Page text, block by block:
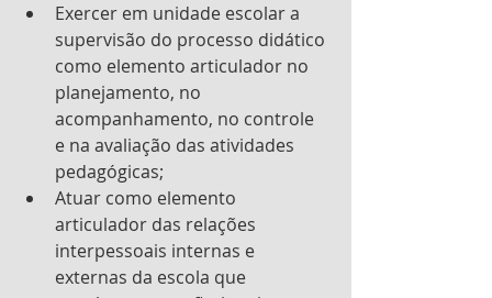
Exercer em unidade escolar a
supervisão do processo didático
como elemento articulador no
planejamento, no
acompanhamento, no controle
e na avaliação das atividades
pedagógicas;
Atuar como elemento
articulador das relações
interpessoais internas e
externas da escola que